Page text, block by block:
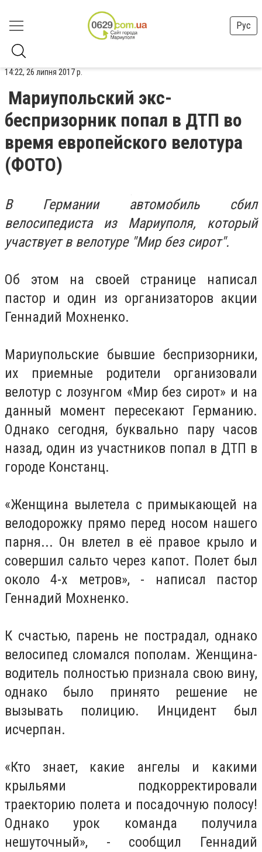
Рус
14:22, 26 липня 2017 р.
Мариупольский экс-
беспризорник попал в ДТП во
время европейского велотура
(ФОТО)
В Германии автомобиль сбил
велосипедиста из Мариуполя, который
участвует в велотуре "Мир без сирот".
Об этом на своей странице написал
пастор и один из организаторов акции
Геннадий Мохненко.
Мариупольские бывшие беспризорники,
их приемные родители организовали
велотур с лозунгом «Мир без сирот» и на
данный момент пересекают Германию.
Однако сегодня, буквально пару часов
назад, один из участников попал в ДТП в
городе Констанц.
«Женщина вылетела с примыкающей на
велодорожку прямо перед носом нашего
парня... Он влетел в её правое крыло и
совершил сальто через капот. Полет был
около 4-х метров», - написал пастор
Геннадий Мохненко.
К счастью, парень не пострадал, однако
велосипед сломался пополам. Женщина-
водитель полностью признала свою вину,
однако было принято решение не
вызывать полицию. Инцидент был
исчерпан.
«Кто знает, какие ангелы и какими
крыльями подкорректировали
траекторию полета и посадочную полосу!
Однако урок команда получила
нешуточный», - сообщил Геннадий